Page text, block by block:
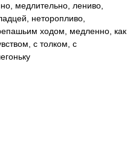
медлительно, лениво,
неторопливо,
ходом, медленно, как
с толком, с